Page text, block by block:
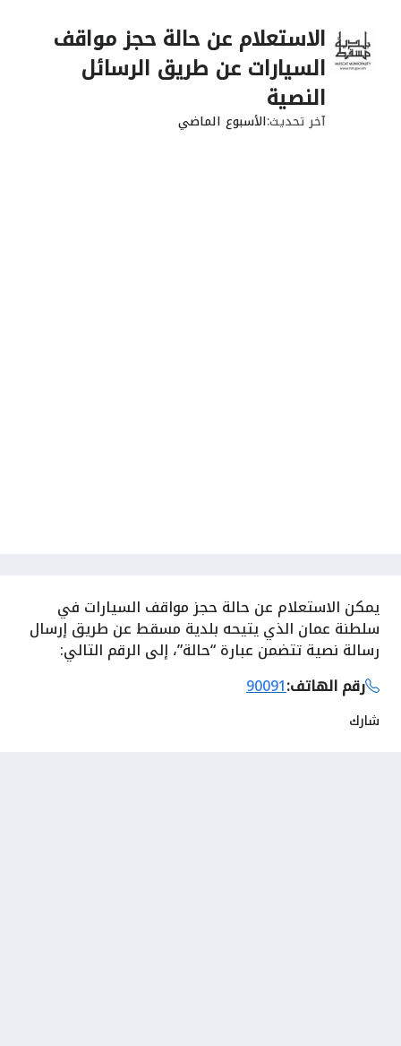
الاستعلام عن حالة حجز مواقف
السيارات عن طريق الرسائل
النصية
آخر تحديثالأسبوع الماضي
يمكن الاستعلام عن حالة حجز مواقف السيارات في
سلطنة عمان الذي يتيحه بلدية مسقط عن طريق إرسال
رسالة نصية تتضمن عبارة “حالة”، إلى الرقم التالي:
رقم الهاتف:90091
شارك